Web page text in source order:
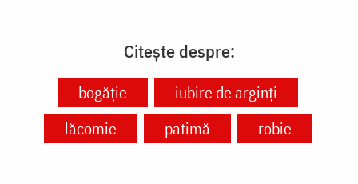
Citește despre:
bogăție
iubire de arginți
lăcomie
patimă robie